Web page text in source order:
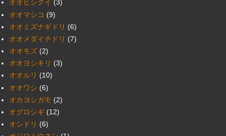
オオヒシクイ (3)
オオマシコ (9)
オオミズナギドリ (6)
オオメダイチドリ (7)
オオモズ (2)
オオヨシキリ (3)
オオルリ (10)
オオワシ (6)
オカヨシガモ (2)
オグロシギ (12)
オシドリ (6)